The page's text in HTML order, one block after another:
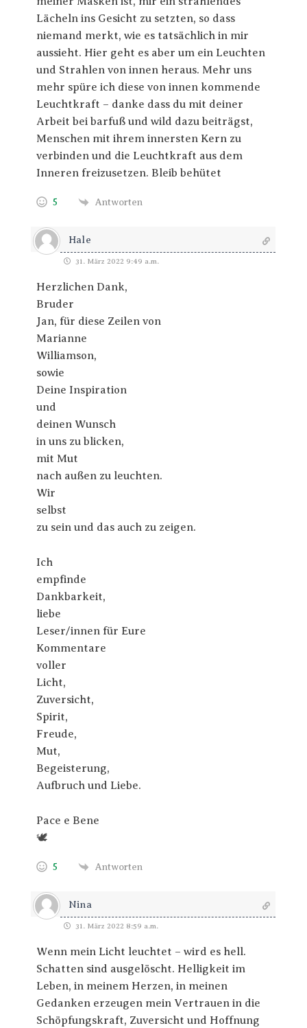
Lächeln ins Gesicht zu setzten, so dass
niemand merkt, wie es tatsächlich in mir
aussieht. Hier geht es aber um ein Leuchten
und Strahlen von innen heraus. Mehr uns
mehr spüre ich diese von innen kommende
Leuchtkraft – danke dass du mit deiner
Arbeit bei barfuß und wild dazu beiträgst,
Menschen mit ihrem innersten Kern zu
verbinden und die Leuchtkraft aus dem
Inneren freizusetzen. Bleib behütet
5 Antworten
Hale
31. März 2022 9:49 a.m.
Herzlichen Dank,
Bruder
Jan, für diese Zeilen von
Marianne
Williamson,
sowie
Deine Inspiration
und
deinen Wunsch
in uns zu blicken,
mit Mut
nach außen zu leuchten.
Wir
selbst
zu sein und das auch zu zeigen.
Ich
empfinde
Dankbarkeit,
liebe
Leser/innen für Eure
Kommentare
voller
Licht,
Zuversicht,
Spirit,
Freude,
Mut,
Begeisterung,
Aufbruch und Liebe.
Pace e Bene
🕊
5 Antworten
Nina
31. März 2022 8:59 a.m.
Wenn mein Licht leuchtet – wird es hell.
Schatten sind ausgelöscht. Helligkeit im
Leben, in meinem Herzen, in meinen
Gedanken erzeugen mein Vertrauen in die
Schöpfungskraft, Zuversicht und Hoffnung